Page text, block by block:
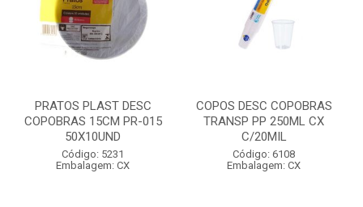
PRATOS PLAST DESC
COPOBRAS 15CM PR-015
50X10UND
Código: 5231
Embalagem: CX
COPOS DESC COPOBRAS
TRANSP PP 250ML CX
C/20MIL
Código: 6108
Embalagem: CX